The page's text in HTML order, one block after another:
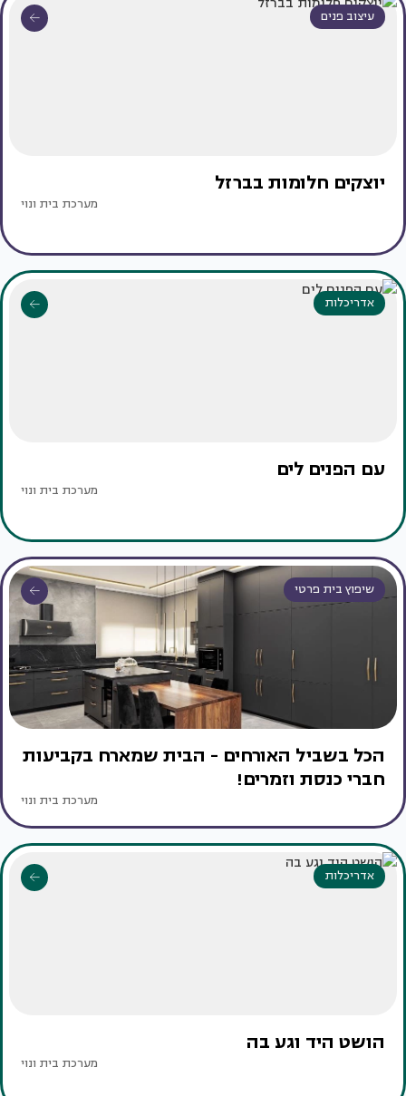
עיצוב פנים
יוצקים חלומות בברזל
מערכת בית ונוי
אדריכלות
עם הפנים לים
מערכת בית ונוי
שיפוץ בית פרטי
הכל בשביל האורחים - הבית שמארח בקביעות
חברי כנסת וזמרים!
מערכת בית ונוי
אדריכלות
הושט היד וגע בה
מערכת בית ונוי